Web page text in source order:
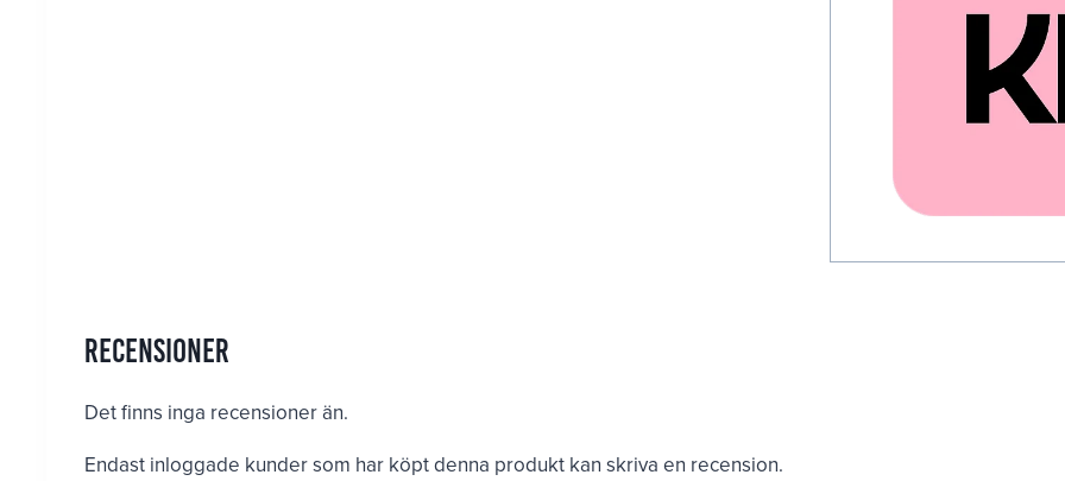
Recensioner
Det finns inga recensioner än.
Endast inloggade kunder som har köpt denna produkt kan skriva en recension.